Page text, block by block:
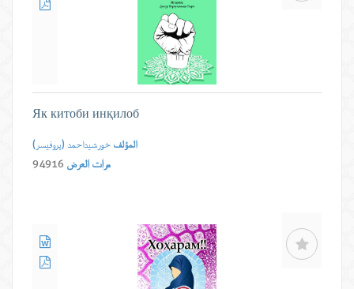
Як китоби инқилоб
المؤلف خورشیداحمد (پروفیسر)
مرات العرض 94916